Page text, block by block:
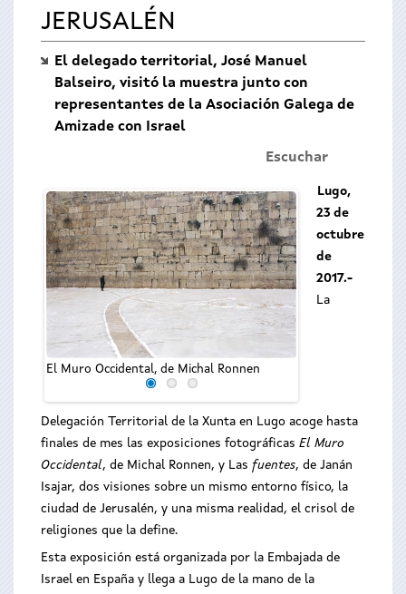
JERUSALÉN
El delegado territorial, José Manuel
Balseiro, visitó la muestra junto con
representantes de la Asociación Galega de
Amizade con Israel
Escuchar
El Muro Occidental, de Michal Ronnen
Lugo,
23 de
octubre
de
2017.-
La
Delegación Territorial de la Xunta en Lugo acoge hasta
finales de mes las exposiciones fotográficas El Muro
Occidental, de Michal Ronnen, y Las fuentes, de Janán
Isajar, dos visiones sobre un mismo entorno físico, la
ciudad de Jerusalén, y una misma realidad, el crisol de
religiones que la define.
Esta exposición está organizada por la Embajada de
Israel en España y llega a Lugo de la mano de la